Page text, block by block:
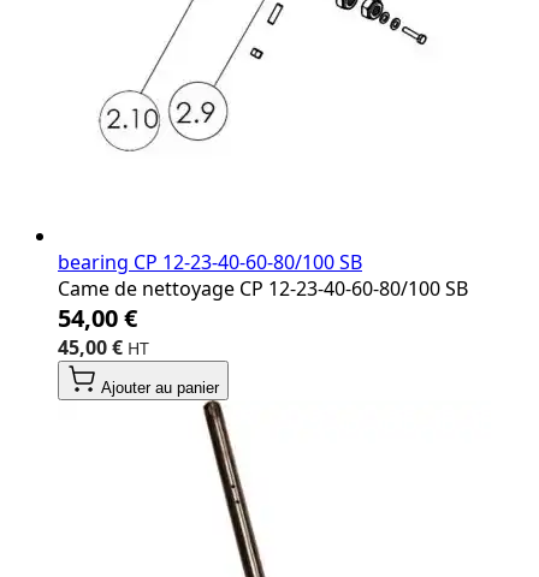
bearing CP 12‐23‐40‐60‐80/100 SB
Came de nettoyage CP 12‐23‐40‐60‐80/100 SB
54,00 €
45,00 €
Ajouter au panier